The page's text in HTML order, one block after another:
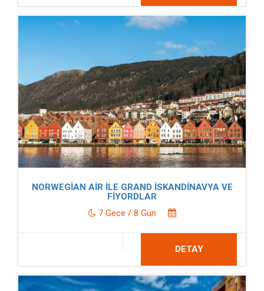
NORWEGİAN AİR İLE GRAND İSKANDİNAVYA VE
FİYORDLAR
7 Gece / 8 Gün
DETAY